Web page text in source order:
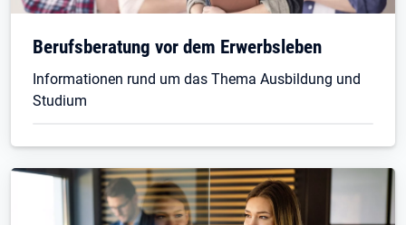
Berufsberatung vor dem Erwerbsleben
Informationen rund um das Thema Ausbildung und
Studium